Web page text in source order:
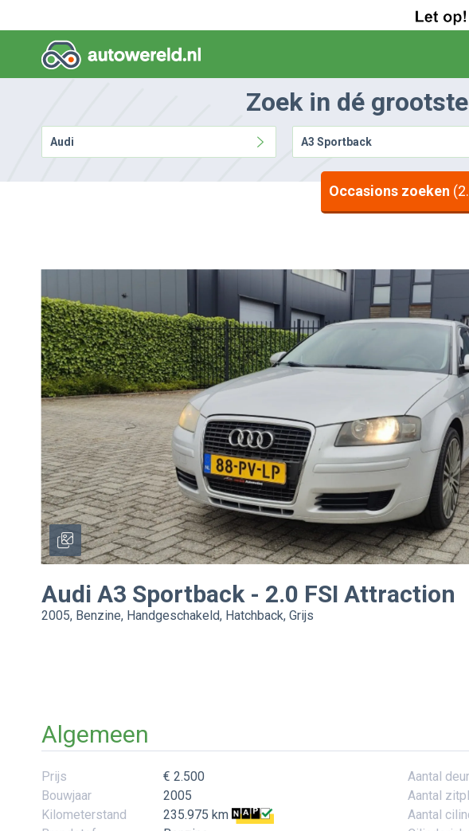
Zoek in dé
Audi A3 Sportback
Occasions zoeken
Audi A3 Sportback - 2.0 FSI Attraction
2005, Benzine, Handgeschakeld, Hatchback, Grijs
Algemeen
Prijs
€ 2.500
Bouwjaar
2005
Kilometerstand
235.975 km
Aantal
Aantal
Aantal